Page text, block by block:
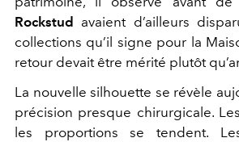
Rockstud avaient d’ailleurs
collections qu’il signe pour la
retour devait être mérité plutôt
La nouvelle silhouette se révèle
précision presque chirurgicale.
les proportions se tendent.